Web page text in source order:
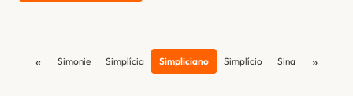
« Simonie Simplícia Simpliciano Simplício Sina »